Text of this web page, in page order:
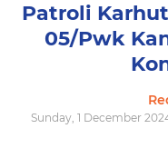
Patroli
05/Pwk
Sunday, 1 December